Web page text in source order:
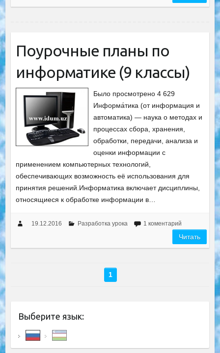
Поурочные планы по
информатике (9 классы)
Было просмотрено 4 629
Информа́тика (от информация и
автоматика) — наука о методах и
процессах сбора, хранения,
обработки, передачи, анализа и
оценки информации с
применением компьютерных технологий,
обеспечивающих возможность её использования для
принятия решений.Информатика включает дисциплины,
относящиеся к обработке информации в…
19.12.2016 Разработка урока 1 коментарий
Читать
1
Выберите язык: